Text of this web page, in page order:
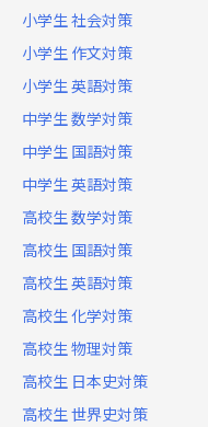
小学生 社会対策
小学生 作文対策
小学生 英語対策
中学生 数学対策
中学生 国語対策
中学生 英語対策
高校生 数学対策
高校生 国語対策
高校生 英語対策
高校生 化学対策
高校生 物理対策
高校生 日本史対策
高校生 世界史対策